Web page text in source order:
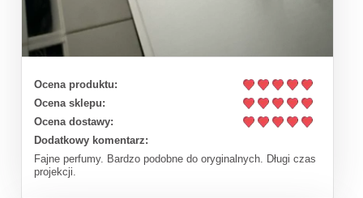
Ocena produktu:
Ocena sklepu:
Ocena dostawy:
Dodatkowy komentarz:
Fajne perfumy. Bardzo podobne do oryginalnych. Długi czas
projekcji.